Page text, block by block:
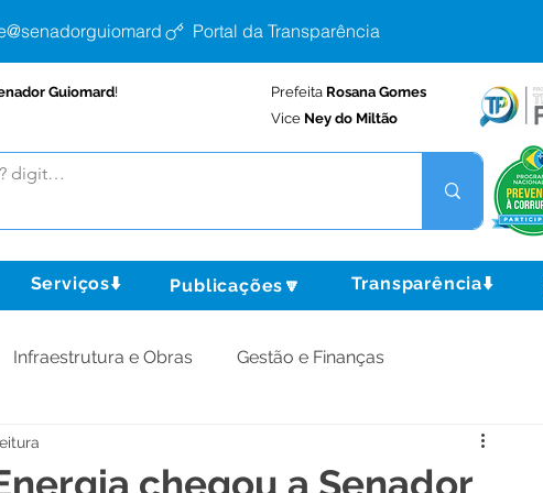
Portal da Transparência
Guiomard! Prefeita Rosana Gomes
Vice Ney do Miltão
Serviços⬇️ Publicações🔽 Transparência⬇️
Infraestrutura e Obras Gestão e Finanças
Assistência Social Institucional e Governo
chegou a Senador